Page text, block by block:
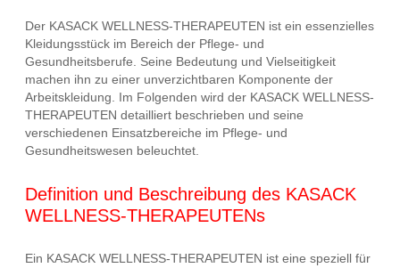
Der KASACK WELLNESS-THERAPEUTEN ist ein essenzielles
Kleidungsstück im Bereich der Pflege- und
Gesundheitsberufe. Seine Bedeutung und Vielseitigkeit
machen ihn zu einer unverzichtbaren Komponente der
Arbeitskleidung. Im Folgenden wird der KASACK WELLNESS-
THERAPEUTEN detailliert beschrieben und seine
verschiedenen Einsatzbereiche im Pflege- und
Gesundheitswesen beleuchtet.
Definition und Beschreibung des KASACK
WELLNESS-THERAPEUTENs
Ein KASACK WELLNESS-THERAPEUTEN ist eine speziell für